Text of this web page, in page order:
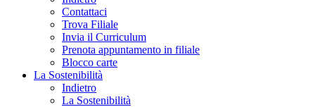
Contattaci
Trova Filiale
Invia il Curriculum
Prenota appuntamento in filiale
Blocco carte
La Sostenibilità
Indietro
La Sostenibilità